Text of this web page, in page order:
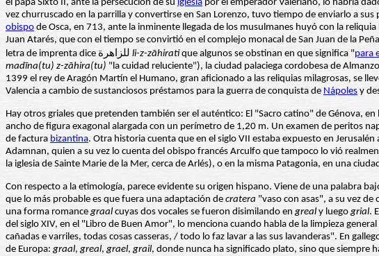
el papa Sixto II, ante la persecución de su iglesia por el emperador Valeriano, lo habría
vez churruscado en la parrilla y convertirse en San Lorenzo, tuvo tiempo de enviarlo a
obispo de Osca, en 713, ante la inminente llegada de los musulmanes huyó con la
Juan Atarés, que con el tiempo se convirtió en el complejo monacal de San Juan de la
li-z-zāhiratique algunos se obstinan en que significa "para
madīna(tu) z-zāhira(tu) "la cuidad reluciente"), la ciudad palaciega cordobesa de
1399 el rey de Aragón Martín el Humano, gran aficionado a las reliquias milagrosas, se
Valencia a cambio de sustanciosos préstamos para la guerra de conquista de Nápoles y
Hay otros griales que pretenden también ser el auténtico: El "Sacro catino" de Génova,
ancho de figura exagonal alargada con un perímetro de 1,20 m. Un examen de peritos
de factura bizantina. Otra historia cuenta que en el siglo VII estaba expuesto en
Adamnan, quien a su vez lo cuenta del obispo francés Arculfo que tampoco lo vió
la iglesia de Sainte Marie de la Mer, cerca de Arlés), o en la misma Patagonia, en una
Con respecto a la etimología, parece evidente su origen hispano. Viene de una palabra
que lo más probable es que fuera una adaptación de cratera "vaso con asas", a su vez
una forma romancegraal cuyas dos vocales se fueron disimilando engreal y luegogrial.
del siglo XIV, en el "Libro de Buen Amor", lo menciona cuando habla de la limpieza
cañadas e varriles, todas cosas casseras, / todo lo faz lavar a las sus lavanderas". En
de Europa:graal,greal,grael,grail, donde nunca ha significado plato, sino que siempre